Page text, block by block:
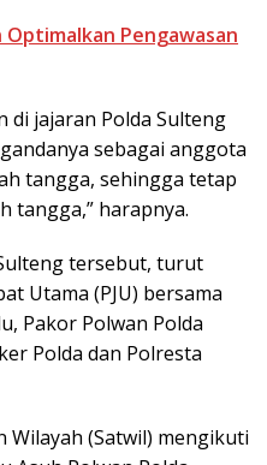
Optimalkan Pengawasan
di jajaran Polda Sulteng
sebagai anggota
tangga, sehingga tetap
tangga,” harapnya.
tersebut, turut
Utama (PJU) bersama
Pakor Polwan Polda
Polda dan Polresta
Wilayah (Satwil) mengikuti